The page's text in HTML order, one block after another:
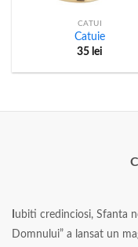
CATUI
Catuie
35 lei
ubiti credinciosi, Sfanta
Domnului” a lansat un